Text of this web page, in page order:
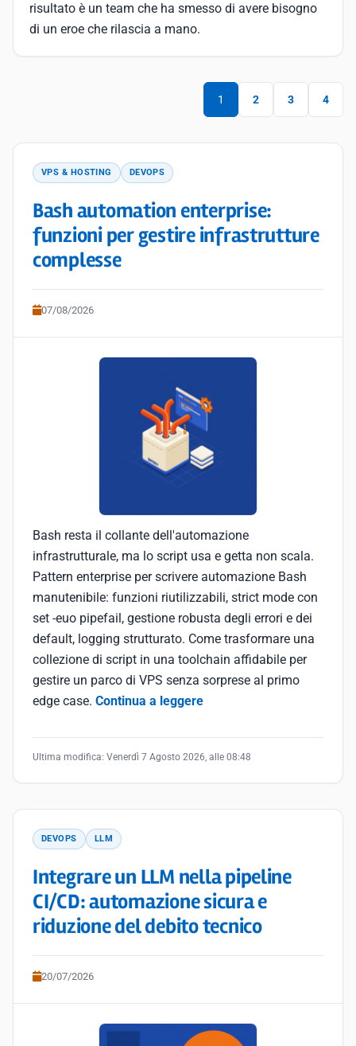
risultato è un team che ha smesso di avere bisogno
di un eroe che rilascia a mano.
1 2 3 4
VPS & HOSTING DEVOPS
Bash automation enterprise:
funzioni per gestire infrastrutture
complesse
07/08/2026
Bash resta il collante dell'automazione
infrastrutturale, ma lo script usa e getta non scala.
Pattern enterprise per scrivere automazione Bash
manutenibile: funzioni riutilizzabili, strict mode con
set -euo pipefail, gestione robusta degli errori e dei
default, logging strutturato. Come trasformare una
collezione di script in una toolchain affidabile per
gestire un parco di VPS senza sorprese al primo
edge case. Continua a leggere
Ultima modifica: Venerdì 7 Agosto 2026, alle 08:48
DEVOPS LLM
Integrare un LLM nella pipeline
CI/CD: automazione sicura e
riduzione del debito tecnico
20/07/2026